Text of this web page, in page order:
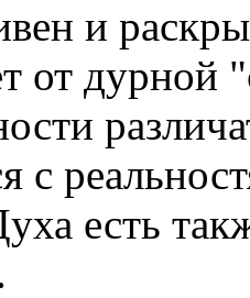
и
от дурной
с
есть